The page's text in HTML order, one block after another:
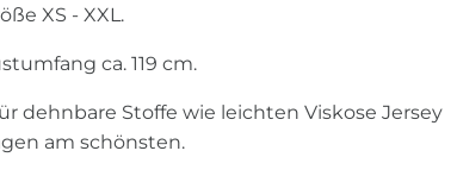
XS - XXL.
ca. 119 cm.
dehnbare Stoffe wie leichten Viskose Jersey
am schönsten.